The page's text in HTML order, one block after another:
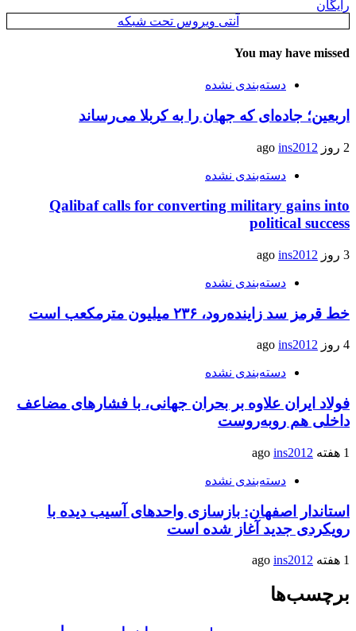
رایگان
آنتی ویروس تحت شبکه
You may have missed
دسته‌بندی نشده
اربعین؛ جاده‌ای که جهان را به کربلا می‌رساند
2 روز ago ins2012
دسته‌بندی نشده
Qalibaf calls for converting military gains into
political success
3 روز ago ins2012
دسته‌بندی نشده
خط قرمز سد زاینده‌رود، ۲۳۶ میلیون مترمکعب است
4 روز ago ins2012
دسته‌بندی نشده
فولاد ایران علاوه بر بحران جهانی، با فشارهای مضاعف
داخلی هم روبه‌روست
1 هفته ago ins2012
دسته‌بندی نشده
استاندار اصفهان: بازسازی واحدهای آسیب دیده با
رویکردی جدید آغاز شده است
1 هفته ago ins2012
برچسب‌ها